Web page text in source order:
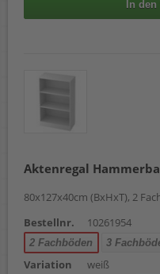
In
Aktenregal
80x127x40cm (BxHxT), 2
Bestellnr.
10261954
2 Fachböden 3
Variation weiß